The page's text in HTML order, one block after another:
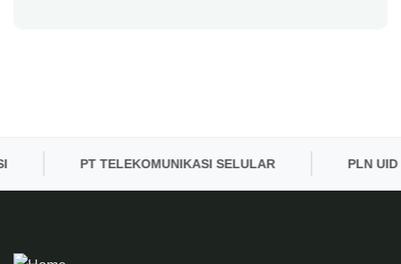
PT TELEKOMUNIKASI SELULAR PLN UID